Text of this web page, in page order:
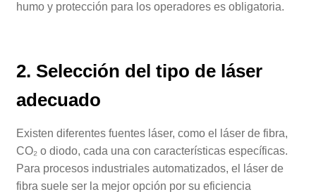
humo y protección para los operadores es obligatoria.
2. Selección del tipo de láser
adecuado
Existen diferentes fuentes láser, como el láser de fibra,
CO₂ o diodo, cada una con características específicas.
Para procesos industriales automatizados, el láser de
fibra suele ser la mejor opción por su eficiencia